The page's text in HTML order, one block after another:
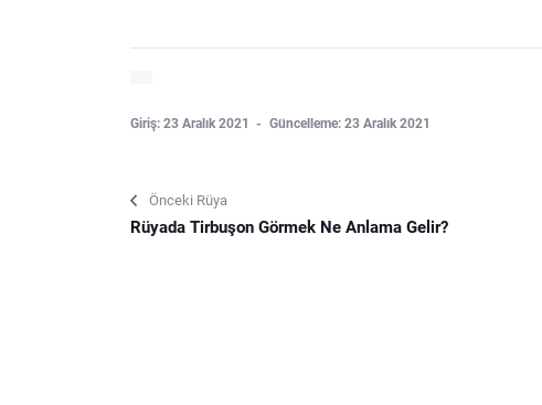
Giriş: 23 Aralık 2021 Güncelleme: 23 Aralık 2021
Önceki Rüya
Rüyada Tirbuşon Görmek Ne Anlama Gelir?